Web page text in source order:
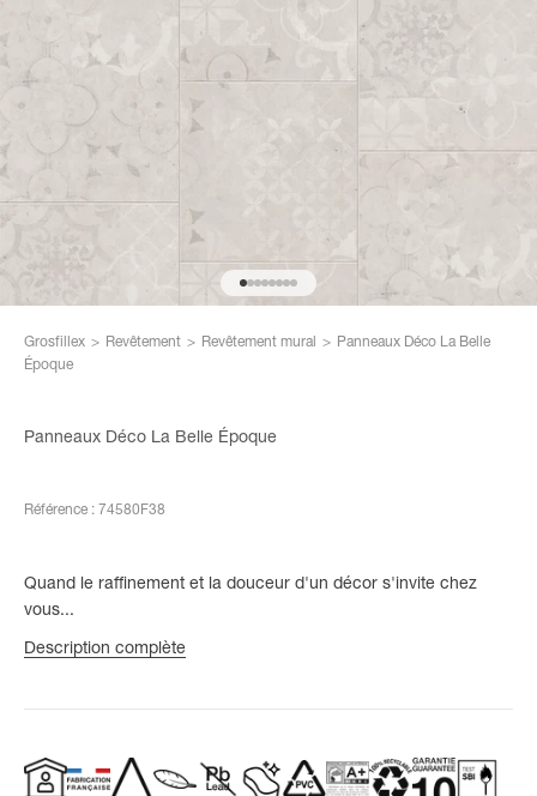
Aller à l'élément 1
Aller à l'élément 2
Aller à l'élément 3
Aller à l'élément 4
Aller à l'élément 5
Aller à l'élément 6
Aller à l'élément 7
Aller à l'élément 8
Grosfillex > Revêtement > Revêtement mural > Panneaux Déco La Belle
Époque
Panneaux Déco La Belle Époque
Référence : 74580F38
Quand le raffinement et la douceur d'un décor s'invite chez
vous...
Description complète